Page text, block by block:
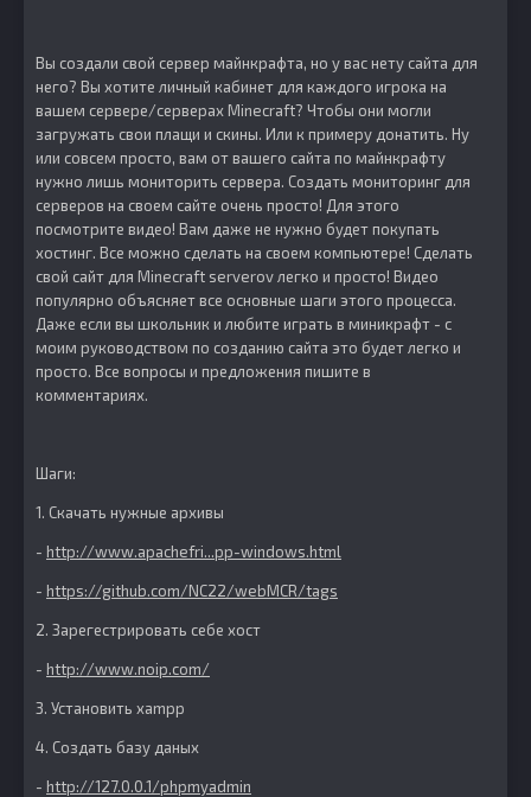
Вы создали свой сервер майнкрафта, но у вас нету сайта для
него? Вы хотите личный кабинет для каждого игрока на
вашем сервере/серверах Minecraft? Чтобы они могли
загружать свои плащи и скины. Или к примеру донатить. Ну
или совсем просто, вам от вашего сайта по майнкрафту
нужно лишь мониторить сервера. Создать мониторинг для
серверов на своем сайте очень просто! Для этого
посмотрите видео! Вам даже не нужно будет покупать
хостинг. Все можно сделать на своем компьютере! Сделать
свой сайт для Minecraft serverov легко и просто! Видео
популярно объясняет все основные шаги этого процесса.
Даже если вы школьник и любите играть в миникрафт - с
моим руководством по созданию сайта это будет легко и
просто. Все вопросы и предложения пишите в
комментариях.
Шаги:
1. Скачать нужные архивы
- http://www.apachefri...pp-windows.html
- https://github.com/NC22/webMCR/tags
2. Зарегестрировать себе хост
- http://www.noip.com/
3. Установить xampp
4. Создать базу даных
- http://127.0.0.1/phpmyadmin